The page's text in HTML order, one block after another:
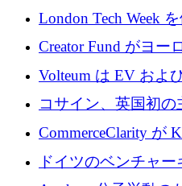
張するために 180 万
London Tech Week
ノロジーがヨーロッ
来を形作る場所
Creator Fund がヨー
するために 5,600 万
Volteum は EV およ
供給するために 250
コサイン、英国初
で業界の支援を確保
CommerceClarity が
ドイツのベンチャ
スタートアップの成